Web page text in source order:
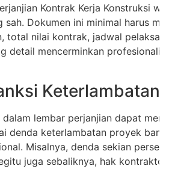
Kontrak Kerja Konstruksi
sah. Dokumen ini minimal harus
total nilai kontrak, jadwal
detail mencerminkan
Keterlambatan
dalam lembar perjanjian dapat
denda keterlambatan proyek
Misalnya, denda sekian persen
juga sebaliknya, hak kontraktor